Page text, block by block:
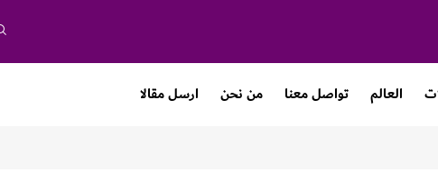
العالم تواصل معنا من نحن ارسل مقالا